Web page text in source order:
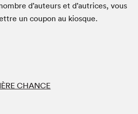
d’auteurs et d’autrices, vous
un coupon au kiosque.
CHANCE